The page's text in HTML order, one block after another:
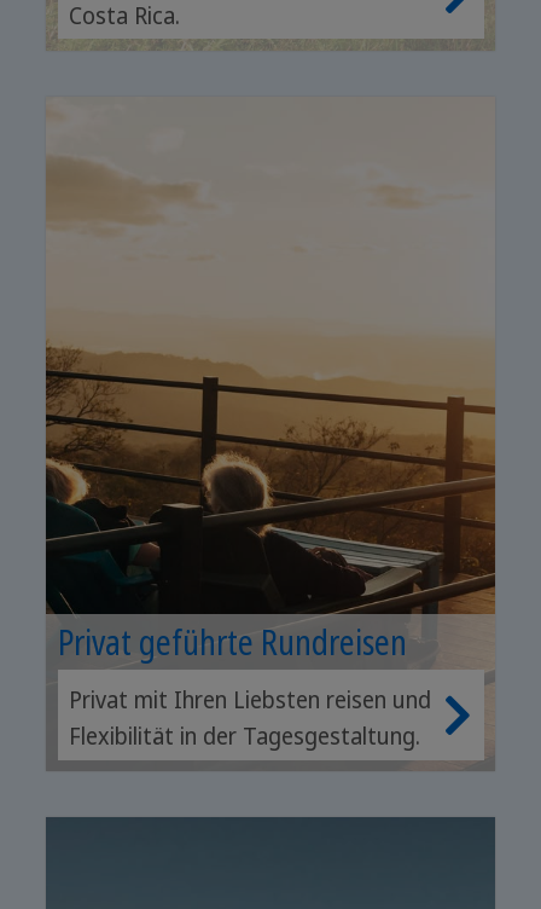
Costa Rica.
Privat geführte Rundreisen
Privat mit Ihren Liebsten reisen und
Flexibilität in der Tagesgestaltung.